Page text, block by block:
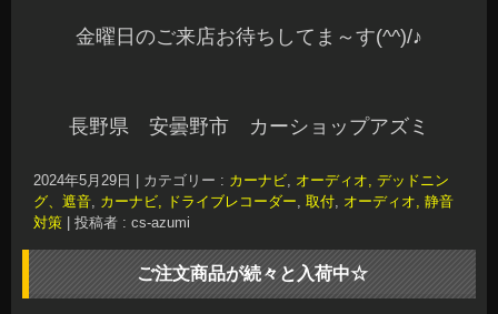
金曜日のご来店お待ちしてま～す(^^)/♪
長野県 安曇野市 カーショップアズミ
2024年5月29日 カテゴリー : カーナビ, オーディオ, デッドニン
グ、遮音, カーナビ, ドライブレコーダー, 取付, オーディオ, 静音
対策
投稿者 : cs-azumi
ご注文商品が続々と入荷中☆